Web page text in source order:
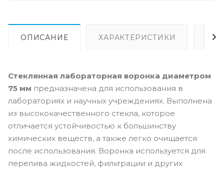
ОПИСАНИЕ ХАРАКТЕРИСТИКИ
Стеклянная лабораторная воронка диаметром
75 мм предназначена для использования в
лабораториях и научных учреждениях. Выполнена
из высококачественного стекла, которое
отличается устойчивостью к большинству
химических веществ, а также легко очищается
после использования. Воронка используется для
перелива жидкостей, фильтрации и других